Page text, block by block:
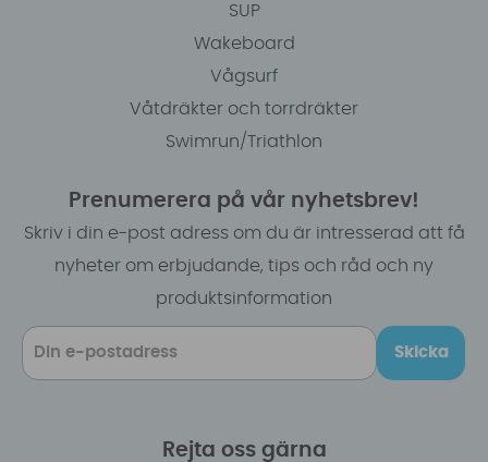
SUP
Wakeboard
Vågsurf
Våtdräkter och torrdräkter
Swimrun/Triathlon
Prenumerera på vår nyhetsbrev!
Skriv i din e-post adress om du är intresserad att få
nyheter om erbjudande, tips och råd och ny
produktsinformation
Skicka
Rejta oss gärna